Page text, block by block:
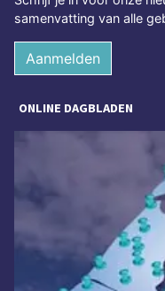
samenvatting van alle
Aanmelden
ONLINE DAGBLADEN